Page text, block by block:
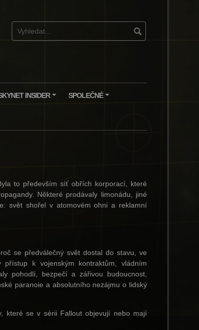
INSIDER SPOLEČNÉ
to především síť obřích korporací, které
Některé prodávaly limonádu, jiné
svět shořel v atomovém ohni a reklamní
se předválečný svět dostal do stavu, ve
k vojenským kontraktům, vládním
pohodlí, bezpečí a zářivou budoucnost,
paranoie a absolutního nezájmu o lidský
které se v sérii Fallout objevují nebo mají